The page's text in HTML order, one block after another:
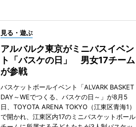
見る・遊ぶ
アルバルク東京がミニバスイベン
ト「バスケの日」 男女17チーム
が参戦
バスケットボールイベント「ALVARK BASKET
DAY～WEでつくる、バスケの日～」が8月5
日、TOYOTA ARENA TOKYO（江東区青海1）
で開かれ、江東区内17のミニバスケットボール